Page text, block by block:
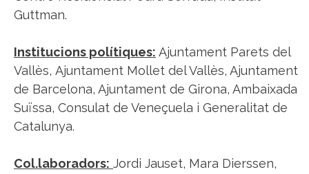
Guttman.
Institucions polítiques: Ajuntament Parets del
Vallès, Ajuntament Mollet del Vallès, Ajuntament
de Barcelona, Ajuntament de Girona, Ambaixada
Suïssa, Consulat de Veneçuela i Generalitat de
Catalunya.
Col.laboradors: Jordi Jauset, Mara Dierssen,